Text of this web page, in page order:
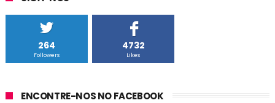
264
Followers
4732
Likes
ENCONTRE-NOS NO FACEBOOK